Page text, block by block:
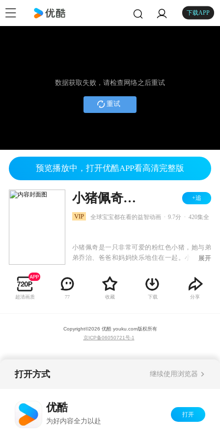
下载APP
数据获取失败，请检查网络之后重试
重试
预览播放中，打开优酷APP看高清完整版
小猪佩奇全集 +追
VIP 全球宝宝都在看的益智动画 9.7分 420集全
小猪佩奇是一只非常可爱的粉红色小猪，她与弟
弟乔治、爸爸和妈妈快乐地住在一起。小猪佩奇
假和住在小泥坑里快乐的跳上跳下！除了这些，
她还喜欢到处探险，虽然有些时候会遇到一些小
状况，但总可以化险为夷，而且都会带给大家意
展开
超清画质 77 收藏 下载 分享
Copyright©2026 优酷 youku.com版权所有
京ICP备06050721号-1
打开方式 继续使用浏览器
优酷
为好内容全力以赴
打开